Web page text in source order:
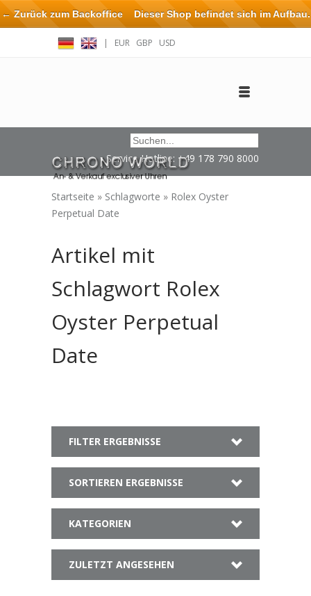
| EUR GBP USD
Service Hotline: +49 178 790 8000
Startseite » Schlagworte » Rolex Oyster
Perpetual Date
Artikel mit
Schlagwort Rolex
Oyster Perpetual
Date
FILTER ERGEBNISSE
SORTIEREN ERGEBNISSE
KATEGORIEN
ZULETZT ANGESEHEN
← Zurück zum BackofficeDieser Shop befindet sich im Aufbau.
Eventuell können nicht alle Bestellungen eingehalten oder erfüllt